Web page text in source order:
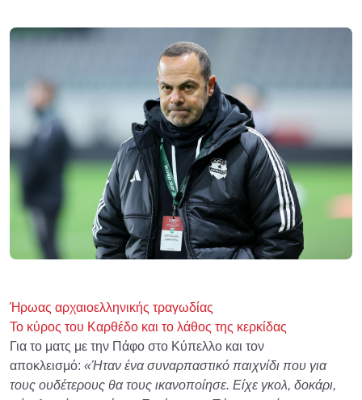
Ήρωας αρχαιοελληνικής τραγωδίας
Το κύρος του Καρθέδο και το λάθος της κερκίδας
Για το ματς με την Πάφο στο Κύπελλο και τον
αποκλεισμό: «Ήταν ένα συναρπαστικό παιχνίδι που για
τους ουδέτερους θα τους ικανοποίησε. Είχε γκολ, δοκάρι,